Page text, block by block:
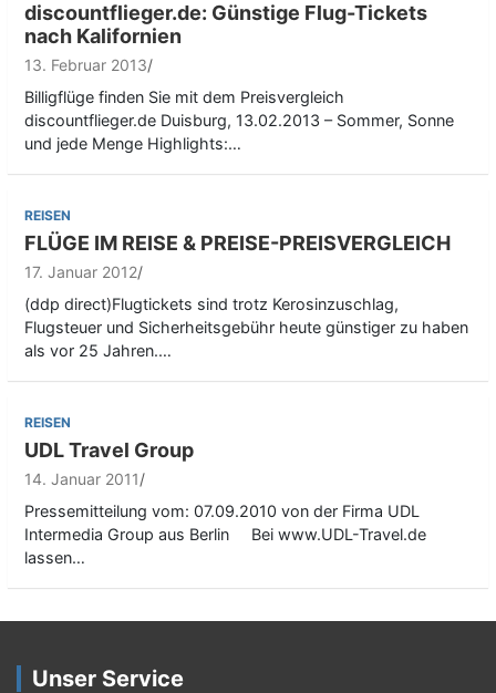
discountflieger.de: Günstige Flug-Tickets
nach Kalifornien
13. Februar 2013
Billigflüge finden Sie mit dem Preisvergleich
discountflieger.de Duisburg, 13.02.2013 – Sommer, Sonne
und jede Menge Highlights:…
REISEN
FLÜGE IM REISE & PREISE-PREISVERGLEICH
17. Januar 2012
(ddp direct)Flugtickets sind trotz Kerosinzuschlag,
Flugsteuer und Sicherheitsgebühr heute günstiger zu haben
als vor 25 Jahren.…
REISEN
UDL Travel Group
14. Januar 2011
Pressemitteilung vom: 07.09.2010 von der Firma UDL
Intermedia Group aus Berlin Bei www.UDL-Travel.de
lassen…
Unser Service